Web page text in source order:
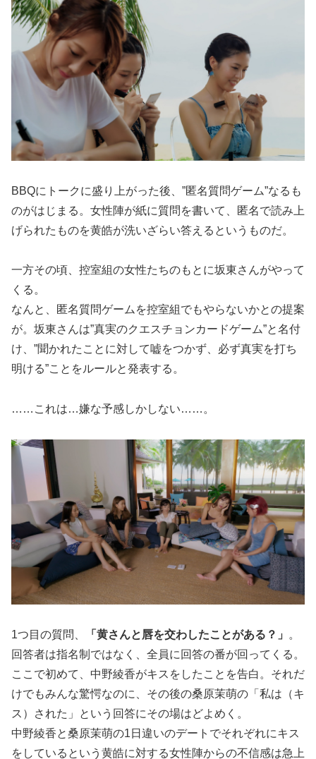
BBQにトークに盛り上がった後、”匿名質問ゲーム”なるも
のがはじまる。女性陣が紙に質問を書いて、匿名で読み上
げられたものを黄皓が洗いざらい答えるというものだ。
一方その頃、控室組の女性たちのもとに坂東さんがやって
くる。
なんと、匿名質問ゲームを控室組でもやらないかとの提案
が。坂東さんは”真実のクエスチョンカードゲーム”と名付
け、”聞かれたことに対して嘘をつかず、必ず真実を打ち
明ける”ことをルールと発表する。
……これは…嫌な予感しかしない……。
1つ目の質問、 「黄さんと唇を交わしたことがある？」
。
回答者は指名制ではなく、全員に回答の番が回ってくる。
ここで初めて、中野綾香がキスをしたことを告白。それだ
けでもみんな驚愕なのに、その後の桑原茉萌の「私は（キ
ス）された」という回答にその場はどよめく。
中野綾香と桑原茉萌の1日違いのデートでそれぞれにキス
をしているという黄皓に対する女性陣からの不信感は急上